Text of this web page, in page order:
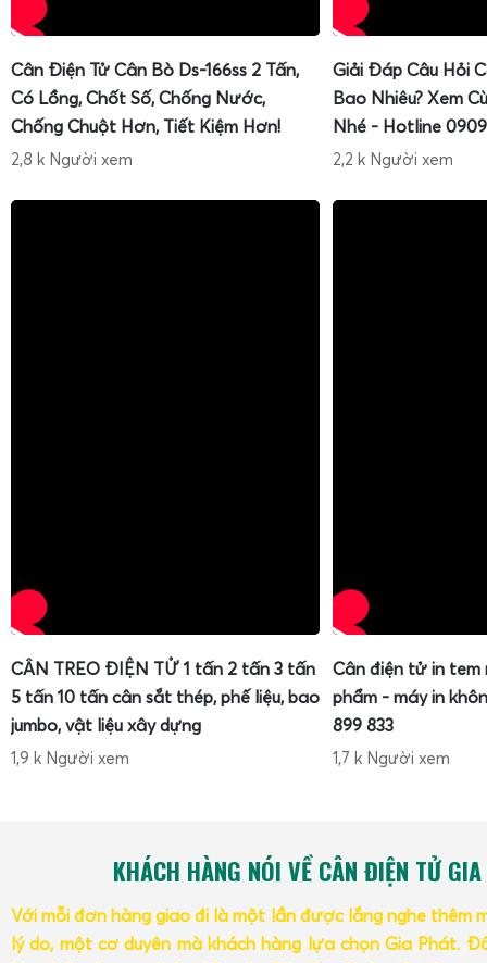
Cân Điện Tử Cân Bò Ds-166ss 2 Tấn,
Có Lồng, Chốt Số, Chống Nước,
Chống Chuột Hơn, Tiết Kiệm Hơn!
2,8 k Người xem
Giải Đáp Câu Hỏi
Bao Nhiêu? Xem
Nhé - Hotline
2,2 k Người xem
CÂN TREO ĐIỆN TỬ 1 tấn 2 tấn 3 tấn
5 tấn 10 tấn cân sắt thép, phế liệu, bao
jumbo, vật liệu xây dựng
1,9 k Người xem
Cân điện tử in tem
phẩm - máy in
899 833
1,7 k Người xem
KHÁCH HÀNG NÓI VỀ CÂN ĐIỆN TỬ
Với mỗi đơn hàng giao đi là một lần được lắng nghe thêm
lý do, một cơ duyên mà khách hàng lựa chọn Gia Phát.